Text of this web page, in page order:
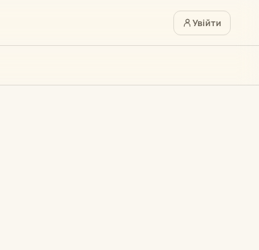
Увійти